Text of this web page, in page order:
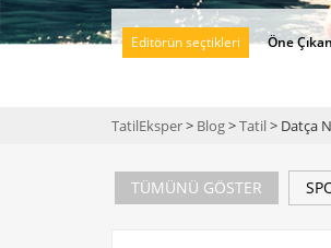
Editörün seçtikleri Öne
TatilEksper> Blog>Tatil> Datça
TÜMÜNÜ GÖSTER